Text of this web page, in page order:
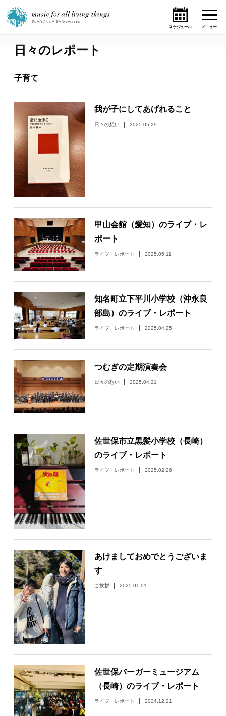
ホーム
ニュース
テーマ
ライブ・スケジュール
作品
オンライン・ショップ
ギャラリー
日々のレポート
Specials
プロフィール
演奏依頼
日々のレポート
子育て
我が子にしてあげれること
日々の想い 2025.05.29
甲山会館（愛知）のライブ・レ
ポート
ライブ・レポート 2025.05.11
知名町立下平川小学校（沖永良
部島）のライブ・レポート
ライブ・レポート 2025.04.25
つむぎの定期演奏会
日々の想い 2025.04.21
佐世保市立黒髪小学校（長崎）
のライブ・レポート
ライブ・レポート 2025.02.26
あけましておめでとうございま
す
ご挨拶 2025.01.01
佐世保バーガーミュージアム
（長崎）のライブ・レポート
ライブ・レポート 2024.12.21